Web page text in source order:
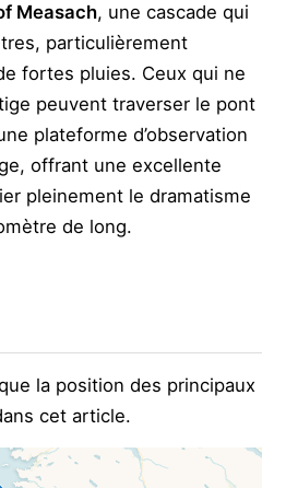
Measach, une cascade qui
particulièrement
fortes pluies. Ceux qui ne
peuvent traverser le pont
plateforme d’observation
offrant une excellente
pleinement le dramatisme
de long.
la position des principaux
cet article.